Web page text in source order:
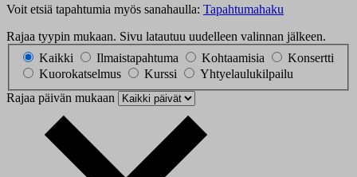
Voit etsiä tapahtumia myös sanahaulla: Tapahtumahaku
Rajaa tyypin mukaan. Sivu latautuu uudelleen valinnan jälkeen.
Kaikki
Ilmaistapahtuma Kohtaamisia
Konsertti
Kuorokatselmus
Kurssi
Yhtyelaulukilpailu
Rajaa päivän mukaan